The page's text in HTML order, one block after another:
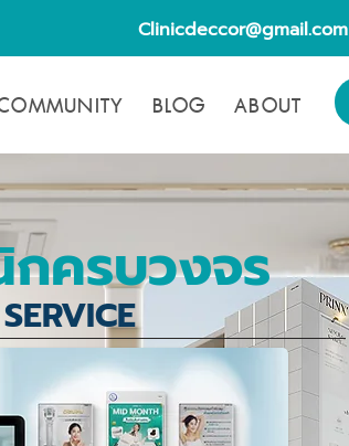
Clinicdeccor@gmail.com
BLOG ABOUT
ครบวงจร